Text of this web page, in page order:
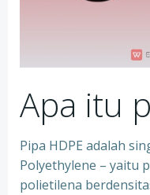
Apa itu
Pipa HDPE adalah
Polyethylene – yaitu
polietilena